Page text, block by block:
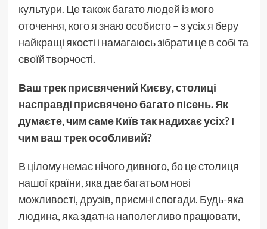
культури. Це також багато людей із мого
оточення, кого я знаю особисто – з усіх я беру
найкращі якості і намагаюсь зібрати це в собі та
своїй творчості.
Ваш трек присвячений Києву, столиці
насправді присвячено багато пісень. Як
думаєте, чим саме Київ так надихає усіх? І
чим ваш трек особливий?
В цілому немає нічого дивного, бо це столиця
нашої країни, яка дає багатьом нові
можливості, друзів, приємні спогади. Будь-яка
людина, яка здатна наполегливо працювати,